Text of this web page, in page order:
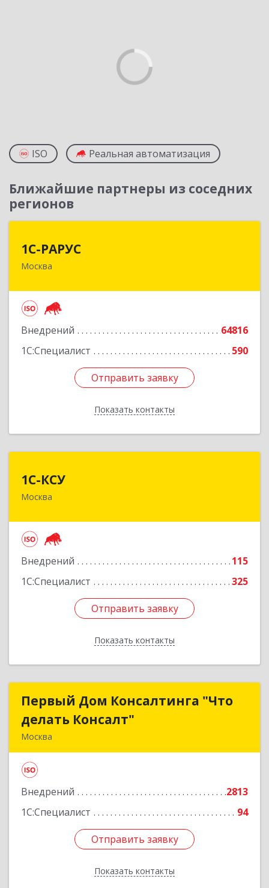
ISO Реальная автоматизация
Ближайшие партнеры из соседних
регионов
1С-РАРУС
Москва
Внедрений
64816
1С:Специалист
590
Отправить заявку
Показать контакты
127434, Москва г, Дмитровское ш, дом № 9Б
Отправить заявку
Назад
1С-КСУ
Москва
Внедрений
115
1С:Специалист
325
Отправить заявку
Показать контакты
129090, Москва г, вн.тер.г. муниципальный
Подробнее
Отправить заявку
Назад
Первый Дом Консалтинга "Что
делать Консалт"
Москва
Внедрений
2813
1С:Специалист
94
Отправить заявку
Показать контакты
Первый Дом Консалтинга "Что
Отправить заявку
Назад